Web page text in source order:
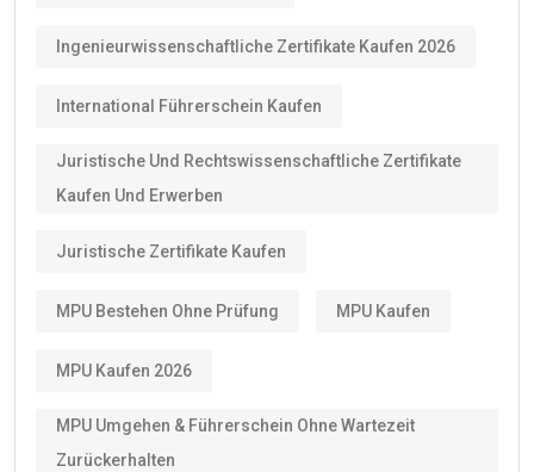
Ingenieurwissenschaftliche Zertifikate Kaufen 2026
International Führerschein Kaufen
Juristische Und Rechtswissenschaftliche Zertifikate
Kaufen Und Erwerben
Juristische Zertifikate Kaufen
MPU Bestehen Ohne Prüfung MPU Kaufen
MPU Kaufen 2026
MPU Umgehen & Führerschein Ohne Wartezeit
Zurückerhalten